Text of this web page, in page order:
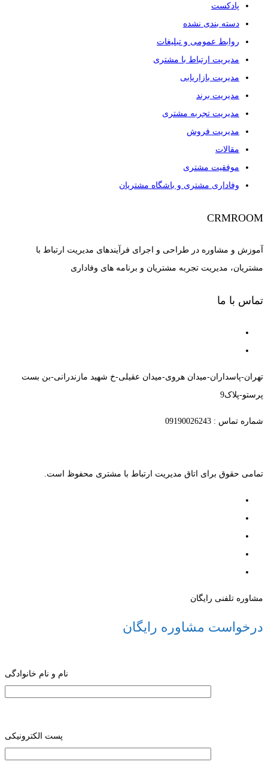
پادکست
دسته بندی نشده
روابط عمومی و تبلیغات
مدیریت ارتباط با مشتری
مدیریت بازاریابی
مدیریت برند
مدیریت تجربه مشتری
مدیریت فروش
مقالات
موفقیت مشتری
وفاداری مشتری و باشگاه مشتریان
CRMROOM
آموزش و مشاوره در طراحی و اجرای فرآیندهای مدیریت ارتباط با
مشتریان، مدیریت تجربه مشتریان و برنامه های وفاداری
تماس با ما
تهران-پاسداران-میدان هروی-میدان عقیلی-خ شهید مازندرانی-بن بست
پرستو-پلاک9
شماره تماس : 09190026243
تمامی حقوق برای اتاق مدیریت ارتباط با مشتری محفوظ است.
مشاوره تلفنی رایگان
درخواست مشاوره رایگان
نام و نام خانوادگی
پست الکترونیکی